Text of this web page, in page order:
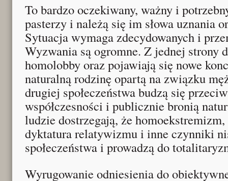
To bardzo oczekiwany, ważny i
pasterzy i należą się im słowa uznania
Sytuacja wymaga zdecydowanych i
Wyzwania są ogromne. Z jednej strony
homolobby oraz pojawiają się nowe
naturalną rodzinę opartą na związku
drugiej społeczeństwa budzą się
współczesności i publicznie bronią
ludzie dostrzegają, że homoekstremizm,
dyktatura relatywizmu i inne czynniki
społeczeństwa i prowadzą do
Wyrugowanie odniesienia do